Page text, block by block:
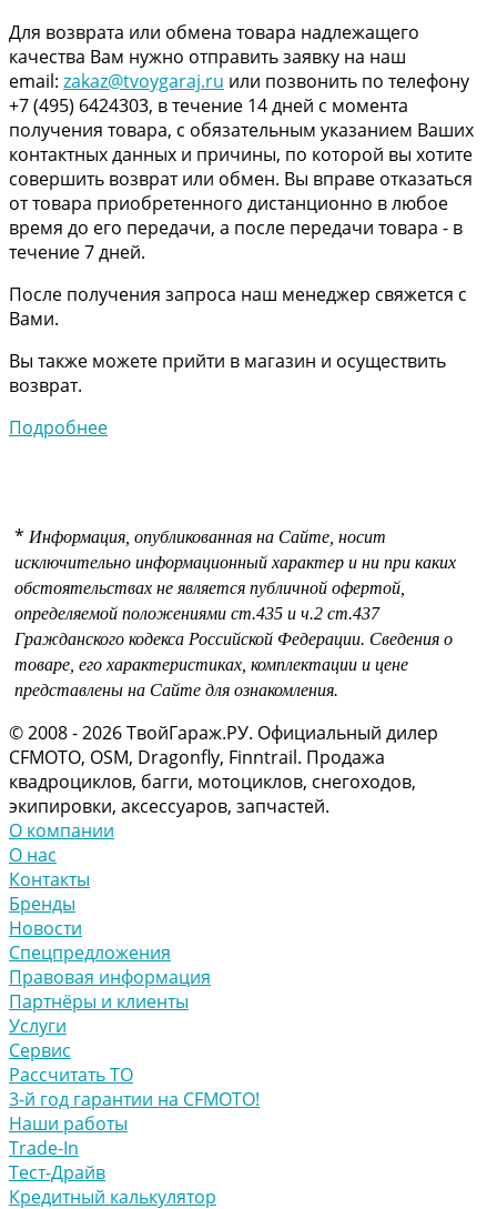
Для возврата или обмена товара надлежащего
качества Вам нужно отправить заявку на наш
email: zakaz@tvoygaraj.ru или позвонить по телефону
+7 (495) 6424303, в течение 14 дней с момента
получения товара, с обязательным указанием Ваших
контактных данных и причины, по которой вы хотите
совершить возврат или обмен. Вы вправе отказаться
от товара приобретенного дистанционно в любое
время до его передачи, а после передачи товара - в
течение 7 дней.
После получения запроса наш менеджер свяжется с
Вами.
Вы также можете прийти в магазин и осуществить
возврат.
Подробнее
* Информация, опубликованная на Сайте, носит
исключительно информационный характер и ни при каких
обстоятельствах не является публичной офертой,
определяемой положениями ст.435 и ч.2 ст.437
Гражданского кодекса Российской Федерации. Сведения о
товаре, его характеристиках, комплектации и цене
представлены на Сайте для ознакомления.
© 2008 - 2026 ТвойГараж.РУ. Официальный дилер
CFMOTO, OSM, Dragonfly, Finntrail. Продажа
квадроциклов, багги, мотоциклов, снегоходов,
экипировки, аксессуаров, запчастей.
О компании
О нас
Контакты
Бренды
Новости
Спецпредложения
Правовая информация
Партнёры и клиенты
Услуги
Сервис
Рассчитать ТО
3-й год гарантии на CFMOTO!
Наши работы
Trade-In
Тест-Драйв
Кредитный калькулятор